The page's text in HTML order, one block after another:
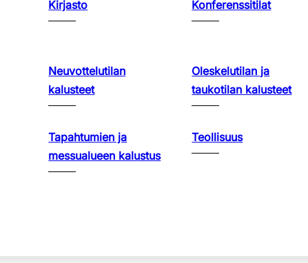
Kirjasto Konferenssitilat
Neuvottelutilan
kalusteet
Oleskelutilan ja
taukotilan kalusteet
Tapahtumien ja
messualueen kalustus
Teollisuus